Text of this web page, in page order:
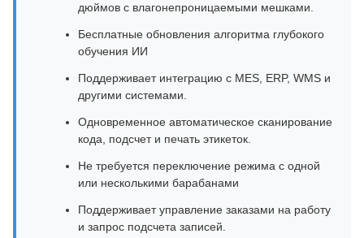
дюймов с влагонепроницаемыми мешками.
Бесплатные обновления алгоритма глубокого
обучения ИИ
Поддерживает интеграцию с MES, ERP, WMS и
другими системами.
Одновременное автоматическое сканирование
кода, подсчет и печать этикеток.
Не требуется переключение режима с одной
или несколькими барабанами
Поддерживает управление заказами на работу
и запрос подсчета записей.